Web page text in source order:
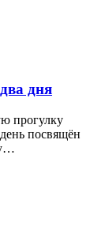
дня
прогулку
посвящён